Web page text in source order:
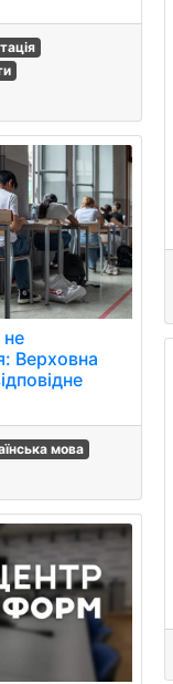
Верховна
мова